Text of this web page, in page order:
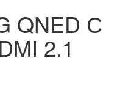
QNED С
2.1